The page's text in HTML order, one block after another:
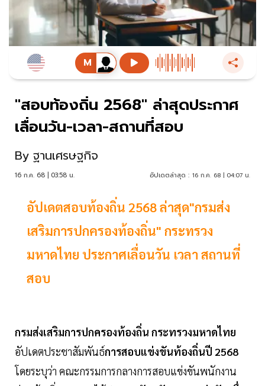
"สอบท้องถิ่น 2568" ล่าสุดประกาศ
เลื่อนวัน-เวลา-สถานที่สอบ
By ฐานเศรษฐกิจ
16 ก.ค. 68 | 03:58 น. อัปเดตล่าสุด : 16 ก.ค. 68 | 04:07 น.
อัปเดตสอบท้องถิ่น 2568 ล่าสุด"กรมส่ง
เสริมการปกครองท้องถิ่น" กระทรวง
มหาดไทย ประกาศเลื่อนวัน เวลา สถานที่
สอบ
กรมส่งเสริมการปกครองท้องถิ่น กระทรวงมหาดไทย
อัปเดตประชาสัมพันธ์การสอบแข่งขันท้องถิ่นปี 2568
โดยระบุว่า คณะกรรมการกลางการสอบแข่งขันพนักงาน